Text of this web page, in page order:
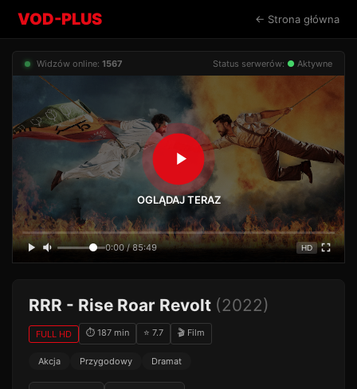
VOD-PLUS ← Strona główna
Widzów online: 1567 Status serwerów: ● Aktywne
OGLĄDAJ TERAZ
0:00 / 85:49 HD
RRR - Rise Roar Revolt (2022)
FULL HD ⏱ 187 min ⭐ 7.7 🎬 Film
Akcja Przygodowy Dramat